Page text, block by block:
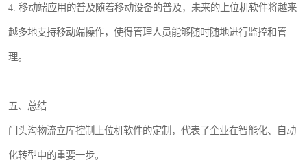
4. 移动端应用的普及随着移动设备的普及，未来的上位机软件将越来
越多地支持移动端操作，使得管理人员能够随时随地进行监控和管
理。
五、总结
门头沟物流立库控制上位机软件的定制，代表了企业在智能化、自动
化转型中的重要一步。